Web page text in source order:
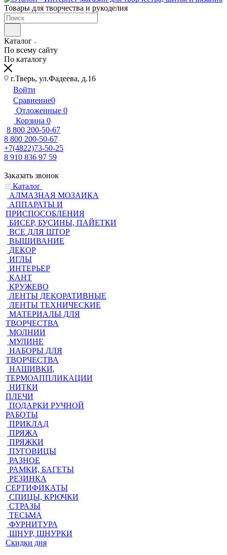
Товары для творчества и рукоделия
Каталог
По всему сайту
По каталогу
г.Тверь, ул.Фадеева, д.16
Войти
Сравнение0
Отложенные 0
Корзина 0
8 800 200-50-67
8 800 200-50-67
+7(4822)73-50-25
8 910 836 97 59
Заказать звонок
Каталог
АЛМАЗНАЯ МОЗАИКА
АППАРАТЫ И
ПРИСПОСОБЛЕНИЯ
БИСЕР, БУСИНЫ, ПАЙЕТКИ
ВСЕ ДЛЯ ШТОР
ВЫШИВАНИЕ
ДЕКОР
ИГЛЫ
ИНТЕРЬЕР
КАНТ
КРУЖЕВО
ЛЕНТЫ ДЕКОРАТИВНЫЕ
ЛЕНТЫ ТЕХНИЧЕСКИЕ
МАТЕРИАЛЫ ДЛЯ
ТВОРЧЕСТВА
МОЛНИИ
МУЛИНЕ
НАБОРЫ ДЛЯ
ТВОРЧЕСТВА
НАШИВКИ,
ТЕРМОАППЛИКАЦИИ
НИТКИ
ПЛЕЧИ
ПОДАРКИ РУЧНОЙ
РАБОТЫ
ПРИКЛАД
ПРЯЖА
ПРЯЖКИ
ПУГОВИЦЫ
РАЗНОЕ
РАМКИ, БАГЕТЫ
РЕЗИНКА
СЕРТИФИКАТЫ
СПИЦЫ, КРЮЧКИ
СТРАЗЫ
ТЕСЬМА
ФУРНИТУРА
ШНУР, ШНУРКИ
Скидки дня